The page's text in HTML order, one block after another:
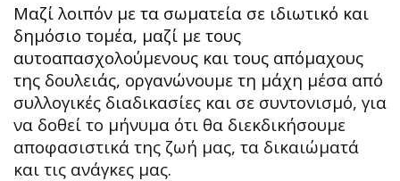
Μαζί λοιπόν με τα σωματεία σε ιδιωτικό και
δημόσιο τομέα, μαζί με τους
αυτοαπασχολούμενους και τους απόμαχους
της δουλειάς, οργανώνουμε τη μάχη μέσα από
συλλογικές διαδικασίες και σε συντονισμό, για
να δοθεί το μήνυμα ότι θα διεκδικήσουμε
αποφασιστικά της ζωή μας, τα δικαιώματά
και τις ανάγκες μας.